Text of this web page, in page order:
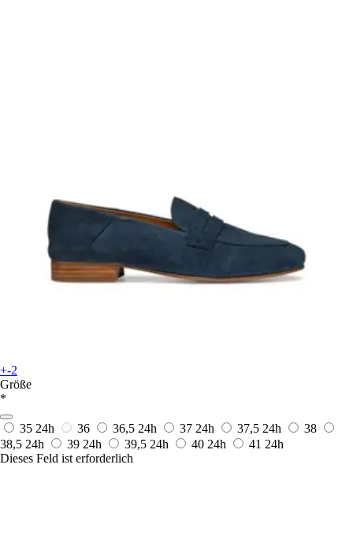
+-2
Größe
*
35 24h 36 36,5 24h 37 24h 37,5 24h
38
38,5 24h 39 24h 39,5 24h 40 24h 41 24h
Dieses Feld ist erforderlich